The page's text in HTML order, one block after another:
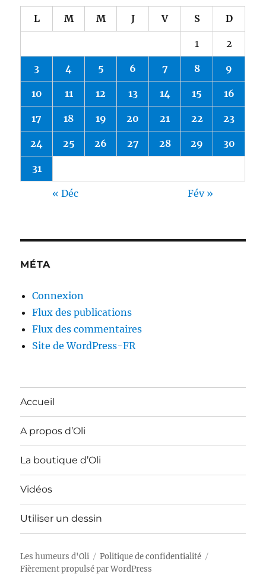
L M M J V S D
1 2
3 4 5 6 7 8 9
10 11 12 13 14 15 16
17 18 19 20 21 22 23
24 25 26 27 28 29 30
31
« Déc Fév »
MÉTA
Connexion
Flux des publications
Flux des commentaires
Site de WordPress-FR
Accueil
A propos d’Oli
La boutique d’Oli
Vidéos
Utiliser un dessin
Les humeurs d'Oli
Politique de confidentialité
Fièrement propulsé par WordPress